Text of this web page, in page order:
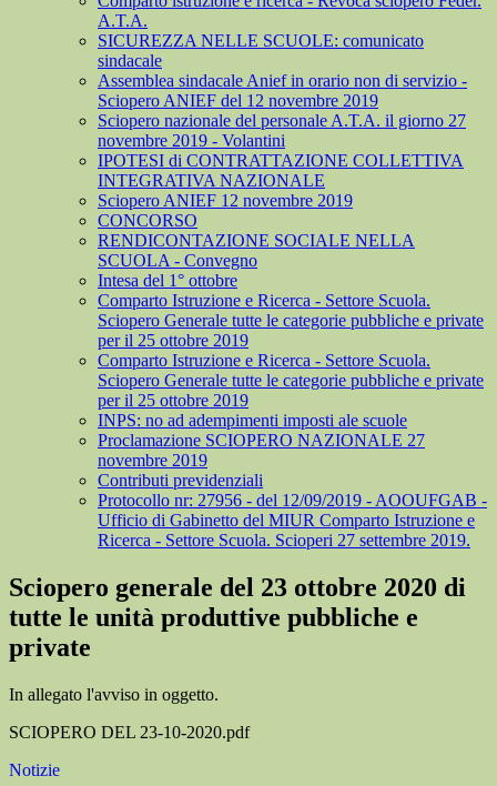
A.T.A.
SICUREZZA NELLE SCUOLE: comunicato
sindacale
Assemblea sindacale Anief in orario non di servizio -
Sciopero ANIEF del 12 novembre 2019
Sciopero nazionale del personale A.T.A. il giorno 27
novembre 2019 - Volantini
IPOTESI di CONTRATTAZIONE COLLETTIVA
INTEGRATIVA NAZIONALE
Sciopero ANIEF 12 novembre 2019
CONCORSO
RENDICONTAZIONE SOCIALE NELLA
SCUOLA - Convegno
Intesa del 1° ottobre
Comparto Istruzione e Ricerca - Settore Scuola.
Sciopero Generale tutte le categorie pubbliche e private
per il 25 ottobre 2019
Comparto Istruzione e Ricerca - Settore Scuola.
Sciopero Generale tutte le categorie pubbliche e private
per il 25 ottobre 2019
INPS: no ad adempimenti imposti ale scuole
Proclamazione SCIOPERO NAZIONALE 27
novembre 2019
Contributi previdenziali
Protocollo nr: 27956 - del 12/09/2019 - AOOUFGAB -
Ufficio di Gabinetto del MIUR Comparto Istruzione e
Ricerca - Settore Scuola. Scioperi 27 settembre 2019.
Sciopero generale del 23 ottobre 2020 di
tutte le unità produttive pubbliche e
private
In allegato l'avviso in oggetto.
SCIOPERO DEL 23-10-2020.pdf
Notizie